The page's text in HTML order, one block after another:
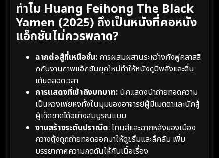
ทำไม Huang Feihong The Black
Yamen (2025) ถึงเป็นหนังที่คอหนัง
แอ็กชันไม่ควรพลาด?
ฉากต่อสู้ที่เหนือชั้น: การผสมผสานระหว่างกังฟูคลาสสิ
กกับงานภาพแอ็กชันยุคใหม่ทำให้หนังดูมีพลังและตื่น
เต้นตลอดเวลา
การแสดงที่เข้าถึงบทบาท: นักแสดงนำถ่ายทอดความ
เป็นหวงเฟยหงทั้งในมุมของอาจารย์ผู้มีเมตตาและนักสู้
ผู้เด็ดขาดได้อย่างสมบูรณ์แบบ
งานสร้างระดับปราณีต:โทนสีและฉากหลังของเมือง
กวางตุ้งถูกถ่ายทอดออกมาให้ดูขรึมและลึกลับ เพิ่ม
บรรยากาศความกดดันให้กับเนื้อเรื่อง